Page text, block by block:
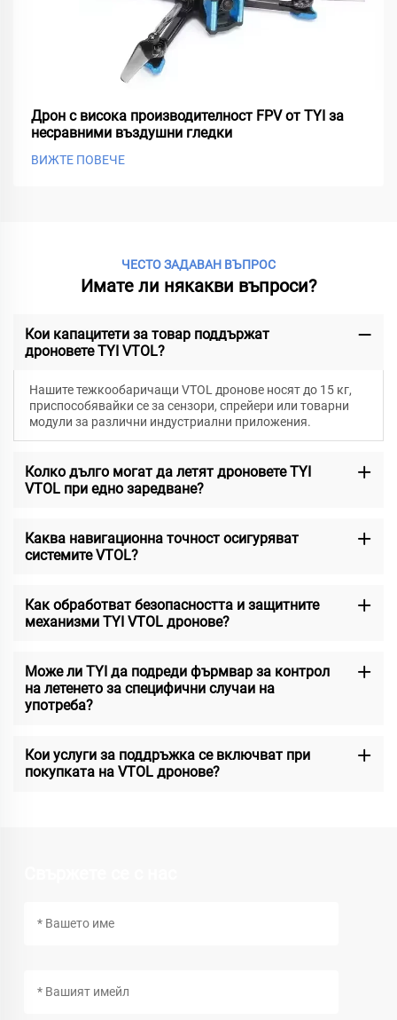
Дрон с висока производителност FPV от TYI за
несравними въздушни гледки
ВИЖТЕ ПОВЕЧЕ
ЧЕСТО ЗАДАВАН ВЪПРОС
Имате ли някакви въпроси?
Кои капацитети за товар поддържат
дроновете TYI VTOL?
Нашите тежкообаричащи VTOL дронове носят до 15 кг,
приспособявайки се за сензори, спрейери или товарни
модули за различни индустриални приложения.
Колко дълго могат да летят дроновете TYI
VTOL при едно заредване?
Каква навигационна точност осигуряват
системите VTOL?
Как обработват безопасността и защитните
механизми TYI VTOL дронове?
Може ли TYI да подреди фърмвар за контрол
на летенето за специфични случаи на
употреба?
Кои услуги за поддръжка се включват при
покупката на VTOL дронове?